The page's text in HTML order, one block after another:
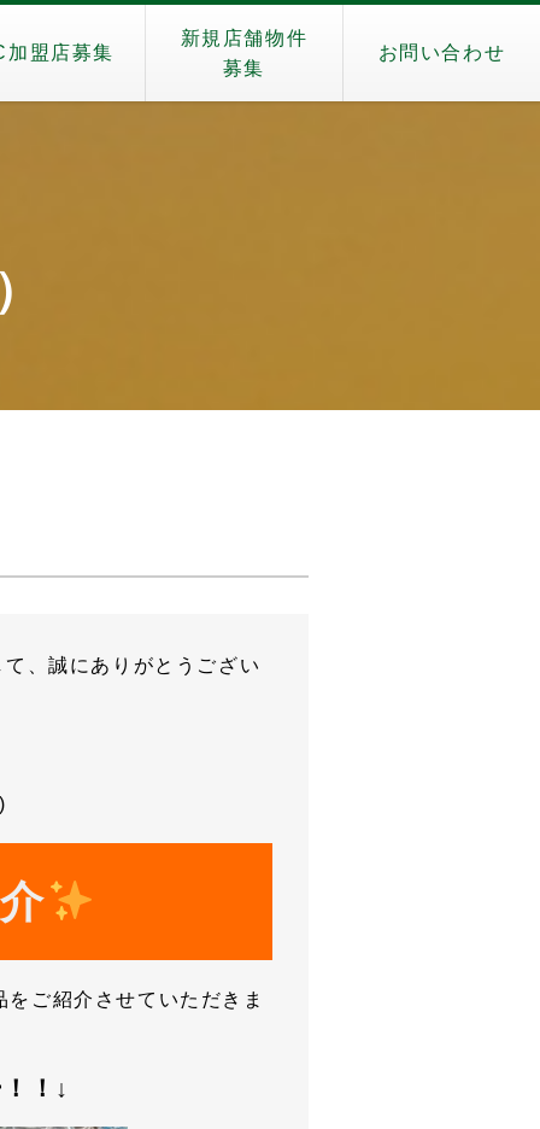
加盟店募集
新規店舗物件
募集
お問い合わせ
、誠にありがとうござい
ご紹介させていただきま
！↓